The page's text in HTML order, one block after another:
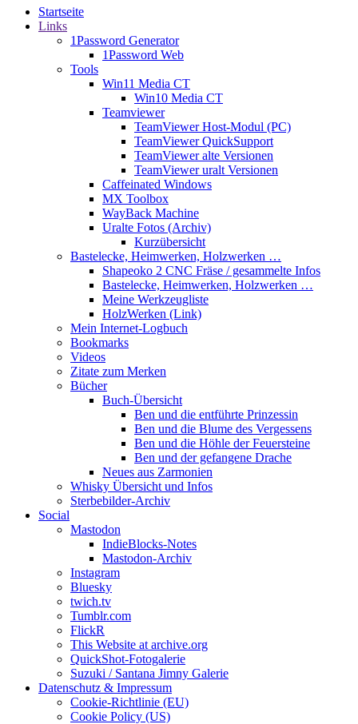
Startseite
Links
1Password Generator
1Password Web
Tools
Win11 Media CT
Win10 Media CT
Teamviewer
TeamViewer Host-Modul (PC)
TeamViewer QuickSupport
TeamViewer alte Versionen
TeamViewer uralt Versionen
Caffeinated Windows
MX Toolbox
WayBack Machine
Uralte Fotos (Archiv)
Kurzübersicht
Bastelecke, Heimwerken, Holzwerken …
Shapeoko 2 CNC Fräse / gesammelte Infos
Bastelecke, Heimwerken, Holzwerken …
Meine Werkzeugliste
HolzWerken (Link)
Mein Internet-Logbuch
Bookmarks
Videos
Zitate zum Merken
Bücher
Buch-Übersicht
Ben und die entführte Prinzessin
Ben und die Blume des Vergessens
Ben und die Höhle der Feuersteine
Ben und der gefangene Drache
Neues aus Zarmonien
Whisky Übersicht und Infos
Sterbebilder-Archiv
Social
Mastodon
IndieBlocks-Notes
Mastodon-Archiv
Instagram
Bluesky
twich.tv
Tumblr.com
FlickR
This Website at archive.org
QuickShot-Fotogalerie
Suzuki / Santana Jimny Galerie
Datenschutz & Impressum
Cookie-Richtlinie (EU)
Cookie Policy (US)